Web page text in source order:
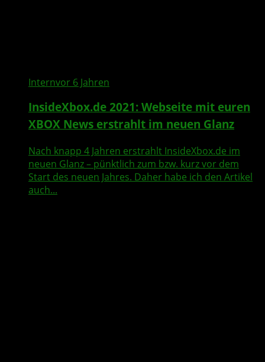
Internvor 6 Jahren
InsideXbox.de 2021: Webseite mit euren
XBOX News erstrahlt im neuen Glanz
Nach knapp 4 Jahren erstrahlt InsideXbox.de im
neuen Glanz – pünktlich zum bzw. kurz vor dem
Start des neuen Jahres. Daher habe ich den Artikel
auch...